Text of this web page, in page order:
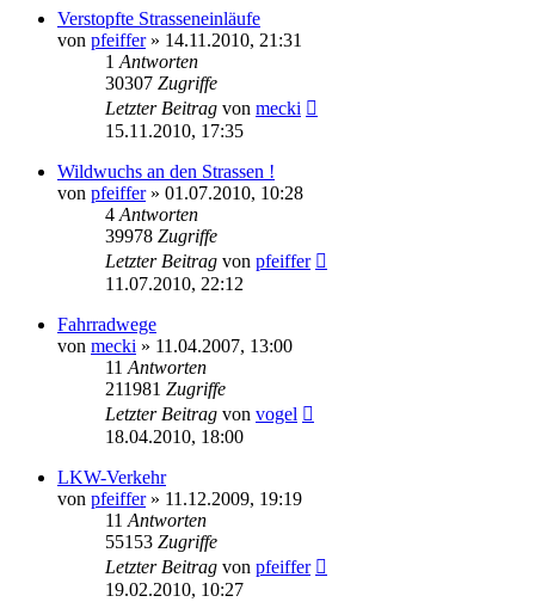
Verstopfte Strasseneinläufe
von pfeiffer» 14.11.2010, 21:31
1 Antworten
30307 Zugriffe
Letzter Beitrag von mecki
15.11.2010, 17:35
Wildwuchs an den Strassen !
von pfeiffer» 01.07.2010, 10:28
4 Antworten
39978 Zugriffe
Letzter Beitrag von pfeiffer
11.07.2010, 22:12
Fahrradwege
von mecki » 11.04.2007, 13:00
11 Antworten
211981 Zugriffe
Letzter Beitrag von vogel
18.04.2010, 18:00
LKW-Verkehr
von pfeiffer» 11.12.2009, 19:19
11 Antworten
55153 Zugriffe
Letzter Beitrag von pfeiffer
19.02.2010, 10:27